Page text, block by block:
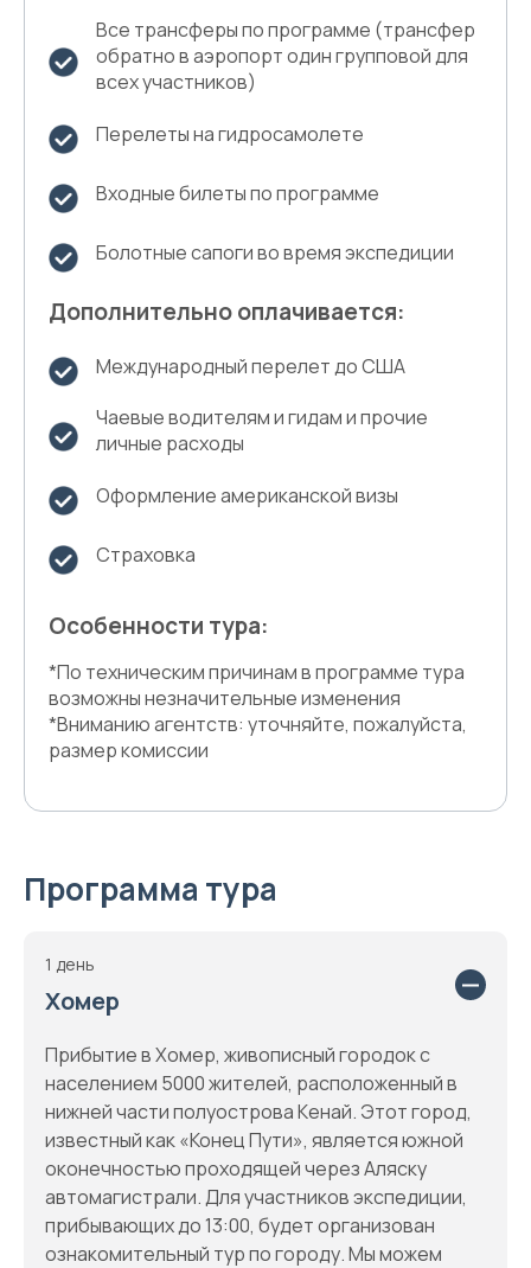
Все трансферы по программе (трансфер
обратно в аэропорт один групповой для
всех участников)
Перелеты на гидросамолете
Входные билеты по программе
Болотные сапоги во время экспедиции
Дополнительно оплачивается:
Международный перелет до США
Чаевые водителям и гидам и прочие
личные расходы
Оформление американской визы
Страховка
Особенности тура:
*По техническим причинам в программе тура
возможны незначительные изменения
*Вниманию агентств: уточняйте, пожалуйста,
размер комиссии
Программа тура
1 день
Хомер
Прибытие в Хомер, живописный городок с
населением 5000 жителей, расположенный в
нижней части полуострова Кенай. Этот город,
известный как «Конец Пути», является южной
оконечностью проходящей через Аляску
автомагистрали. Для участников экспедиции,
прибывающих до 13:00, будет организован
ознакомительный тур по городу. Мы можем